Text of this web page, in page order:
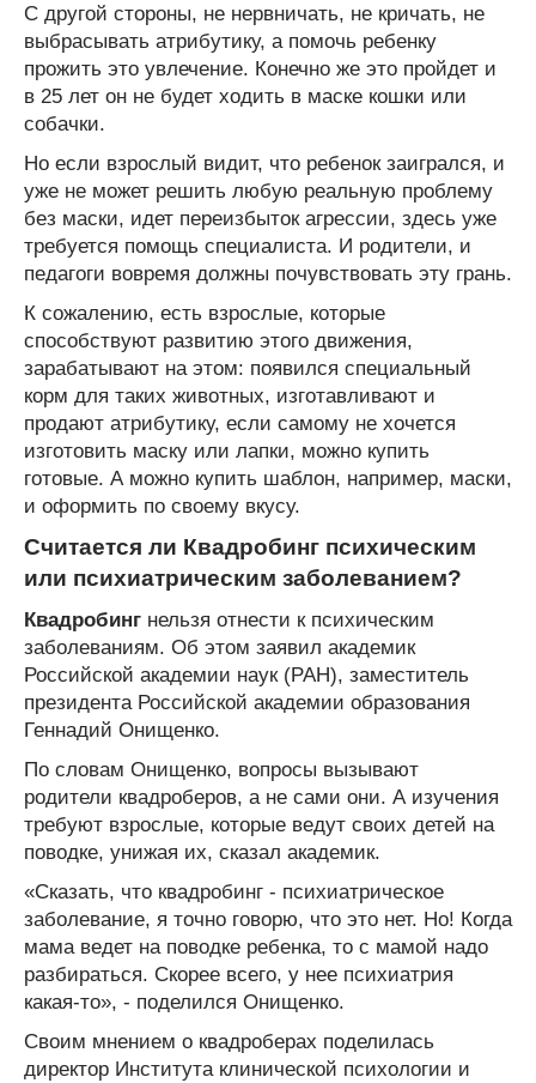
С другой стороны, не нервничать, не кричать, не
выбрасывать атрибутику, а помочь ребенку
прожить это увлечение. Конечно же это пройдет и
в 25 лет он не будет ходить в маске кошки или
собачки.
Но если взрослый видит, что ребенок заигрался, и
уже не может решить любую реальную проблему
без маски, идет переизбыток агрессии, здесь уже
требуется помощь специалиста. И родители, и
педагоги вовремя должны почувствовать эту грань.
К сожалению, есть взрослые, которые
способствуют развитию этого движения,
зарабатывают на этом: появился специальный
корм для таких животных, изготавливают и
продают атрибутику, если самому не хочется
изготовить маску или лапки, можно купить
готовые. А можно купить шаблон, например, маски,
и оформить по своему вкусу.
Считается ли Квадробинг психическим
или психиатрическим заболеванием?
Квадробинг нельзя отнести к психическим
заболеваниям. Об этом заявил академик
Российской академии наук (РАН), заместитель
президента Российской академии образования
Геннадий Онищенко.
По словам Онищенко, вопросы вызывают
родители квадроберов, а не сами они. А изучения
требуют взрослые, которые ведут своих детей на
поводке, унижая их, сказал академик.
«Сказать, что квадробинг - психиатрическое
заболевание, я точно говорю, что это нет. Но! Когда
мама ведет на поводке ребенка, то с мамой надо
разбираться. Скорее всего, у нее психиатрия
какая-то», - поделился Онищенко.
Своим мнением о квадроберах поделилась
директор Института клинической психологии и